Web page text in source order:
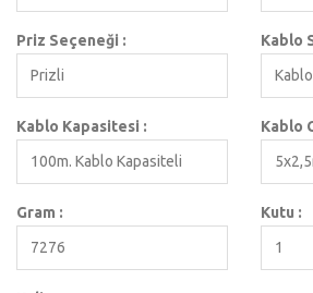
Priz Seçeneği :
Prizli
Kablo
Kablo Kapasitesi :
100m. Kablo Kapasiteli
Kablo
Gram :
7276
Kutu :
1